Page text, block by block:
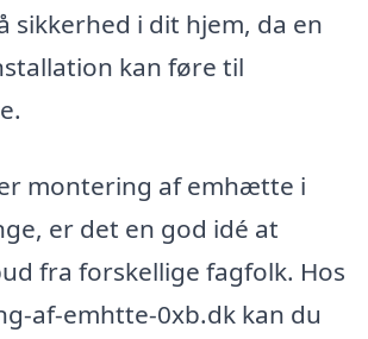
sikkerhed i dit hjem, da en
kan føre til
montering af emhætte i
er det en god idé at
fra forskellige fagfolk. Hos
af-emhtte-0xb.dk kan du